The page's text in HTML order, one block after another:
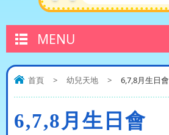
MENU
首頁 > 幼兒天地 > 6,7,8月生日會
6,7,8月生日會